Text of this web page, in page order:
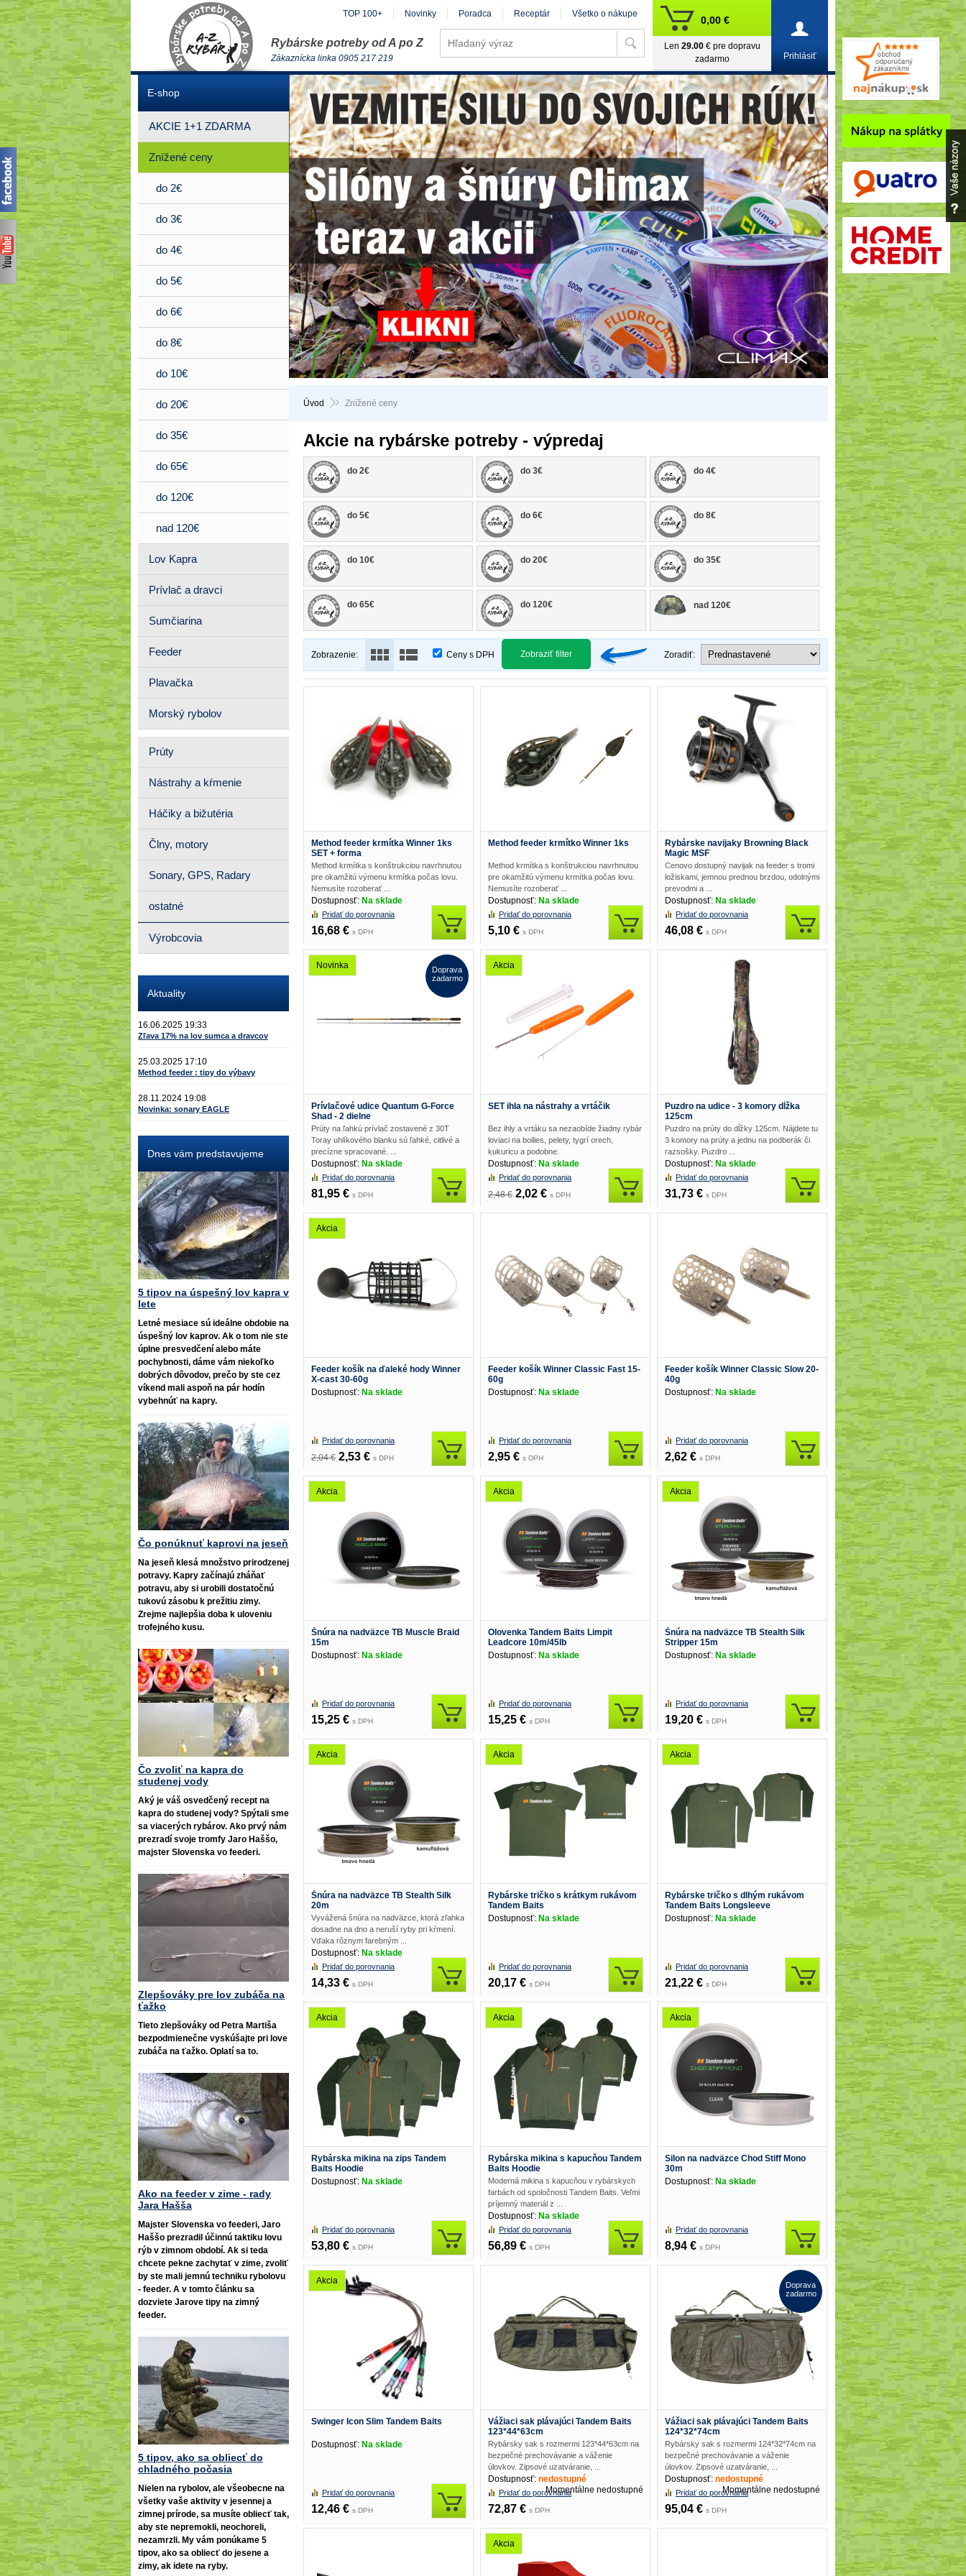
Rybárske potreby od A po Z
Zákaznícka linka 0905 217 219 Prihlásiť
0,00 €
Len 29.00€ pre dopravu
zadarmo
Úvod Znížené ceny
Akcie na rybárske potreby - výpredaj
do 2€ do 3€ do 4€
do 5€ do 6€ do 8€
do 10€ do 20€ do 35€
do 65€ do 120€ nad 120€
Zobrazenie: Ceny s DPH Zobraziť filter Zoradiť:
Method feeder krmítka Winner 1ks
SET + forma
Method krmítka s konštrukciou navrhnutou
pre okamžitú výmenu krmítka počas lovu.
Nemusíte rozoberať ...
Dostupnosť: Na sklade
Pridať do porovnania
16,68 € s DPH
Method feeder krmítko Winner 1ks
Method krmítka s konštrukciou navrhnutou
pre okamžitú výmenu krmítka počas lovu.
Nemusíte rozoberať ...
Dostupnosť: Na sklade
Pridať do porovnania
5,10 € s DPH
Rybárske navijaky Browning Black
Magic MSF
Cenovo dostupný navijak na feeder s tromi
ložiskami, jemnou prednou brzdou, odolnými
prevodmi a ...
Dostupnosť: Na sklade
Pridať do porovnania
46,08 € s DPH
Novinka
Prívlačové udice Quantum G-Force
Shad - 2 dielne
Prúty na ľahkú prívlač zostavené z 30T
Toray uhlíkového blanku sú ľahké, citlivé a
precízne spracované. ...
Dostupnosť: Na sklade
Pridať do porovnania
81,95 € s DPH
Doprava
zadarmo
Akcia
SET ihla na nástrahy a vrtáčik
Bez ihly a vrtáku sa nezaobíde žiadny rybár
loviaci na boilies, pelety, tygrí orech,
kukuricu a podobne.
Dostupnosť: Na sklade
Pridať do porovnania
2,48 € 2,02 € s DPH
Puzdro na udice - 3 komory dĺžka
125cm
Puzdro na prúty do dĺžky 125cm. Nájdete tu
3 komory na prúty a jednu na podberák či
razsošky. Puzdro ...
Dostupnosť: Na sklade
Pridať do porovnania
31,73 € s DPH
Akcia
Feeder košík na ďaleké hody Winner
X-cast 30-60g
Dostupnosť: Na sklade
Pridať do porovnania
2,04 € 2,53 € s DPH
Feeder košík Winner Classic Fast 15-
60g
Dostupnosť: Na sklade
Pridať do porovnania
2,95 € s DPH
Feeder košík Winner Classic Slow 20-
40g
Dostupnosť: Na sklade
Pridať do porovnania
2,62 € s DPH
Akcia
Šnúra na nadväzce TB Muscle Braid
15m
Dostupnosť: Na sklade
Pridať do porovnania
15,25 € s DPH
Akcia
Olovenka Tandem Baits Limpit
Leadcore 10m/45lb
Dostupnosť: Na sklade
Pridať do porovnania
15,25 € s DPH
Akcia
Šnúra na nadväzce TB Stealth Silk
Stripper 15m
Dostupnosť: Na sklade
Pridať do porovnania
19,20 € s DPH
Akcia
Šnúra na nadväzce TB Stealth Silk
20m
Vyvážená šnúra na nadväzce, ktorá zľahka
dosadne na dno a neruší ryby pri kŕmení.
Vďaka rôznym farebným ...
Dostupnosť: Na sklade
Pridať do porovnania
14,33 € s DPH
Akcia
Rybárske tričko s krátkym rukávom
Tandem Baits
Dostupnosť: Na sklade
Pridať do porovnania
20,17 € s DPH
Akcia
Rybárske tričko s dlhým rukávom
Tandem Baits Longsleeve
Dostupnosť: Na sklade
Pridať do porovnania
21,22 € s DPH
Akcia
Rybárska mikina na zips Tandem
Baits Hoodie
Dostupnosť: Na sklade
Pridať do porovnania
53,80 € s DPH
Akcia
Rybárska mikina s kapucňou Tandem
Baits Hoodie
Moderná mikina s kapucňou v rybárskych
farbách od spoločnosti Tandem Baits. Veľmi
príjemný materiál z ...
Dostupnosť: Na sklade
Pridať do porovnania
56,89 € s DPH
Akcia
Silon na nadväzce Chod Stiff Mono
30m
Dostupnosť: Na sklade
Pridať do porovnania
8,94 € s DPH
Akcia
Swinger Icon Slim Tandem Baits
Dostupnosť: Na sklade
Pridať do porovnania
12,46 € s DPH
Vážiaci sak plávajúci Tandem Baits
123*44*63cm
Rybársky sak s rozmermi 123*44*63cm na
bezpečné prechovávanie a váženie
úlovkov. Zipsové uzatváranie, ...
Dostupnosť: nedostupné
Pridať do porovnania
72,87 € s DPH
Momentálne nedostupné
Vážiaci sak plávajúci Tandem Baits
124*32*74cm
Rybársky sak s rozmermi 124*32*74cm na
bezpečné prechovávanie a váženie
úlovkov. Zipsové uzatváranie, ...
Dostupnosť: nedostupné
Pridať do porovnania
95,04 € s DPH
Momentálne nedostupné
Doprava
zadarmo
Akcia
E-shop
AKCIE 1+1 ZDARMA
Znížené ceny
do 2€
do 3€
do 4€
do 5€
do 6€
do 8€
do 10€
do 20€
do 35€
do 65€
do 120€
nad 120€
Lov Kapra
Prívlač a dravci
Sumčiarina
Feeder
Plavačka
Morský rybolov
Prúty
Nástrahy a kŕmenie
Háčiky a bižutéria
Člny, motory
Sonary, GPS, Radary
ostatné
Výrobcovia
Aktuality
16.06.2025 19:33
Zľava 17% na lov sumca a dravcov
25.03.2025 17:10
Method feeder : tipy do výbavy
28.11.2024 19:08
Novinka: sonary EAGLE
Dnes vám predstavujeme
5 tipov na úspešný lov kapra v
lete
Letné mesiace sú ideálne obdobie na
úspešný lov kaprov. Ak o tom nie ste
úplne presvedčení alebo máte
pochybnosti, dáme vám niekoľko
dobrých dôvodov, prečo by ste cez
víkend mali aspoň na pár hodín
vybehnúť na kapry.
Čo ponúknuť kaprovi na jeseň
Na jeseň klesá množstvo prirodzenej
potravy. Kapry začínajú zháňať
potravu, aby si urobili dostatočnú
tukovú zásobu k prežitiu zimy.
Zrejme najlepšia doba k uloveniu
trofejného kusu.
Čo zvoliť na kapra do
studenej vody
Aký je váš osvedčený recept na
kapra do studenej vody? Spýtali sme
sa viacerých rybárov. Ako prvý nám
prezradí svoje tromfy Jaro Haššo,
majster Slovenska vo feederi.
Zlepšováky pre lov zubáča na
ťažko
Tieto zlepšováky od Petra Martiša
bezpodmienečne vyskúšajte pri love
zubáča na ťažko. Oplatí sa to.
Ako na feeder v zime - rady
Jara Hašša
Majster Slovenska vo feederi, Jaro
Haššo prezradil účinnú taktiku lovu
rýb v zimnom období. Ak si teda
chcete pekne zachytať v zime, zvoliť
by ste mali jemnú techniku rybolovu
- feeder. A v tomto článku sa
dozviete Jarove tipy na zimný
feeder.
5 tipov, ako sa obliecť do
chladného počasia
Nielen na rybolov, ale všeobecne na
všetky vaše aktivity v jesennej a
zimnej prírode, sa musíte obliecť tak,
aby ste nepremokli, neochoreli,
nezamrzli. My vám ponúkame 5
tipov, ako sa obliecť do jesene a
zimy, ak idete na ryby.
TOP 100+ Novinky Poradca Receptár Všetko o nákupe